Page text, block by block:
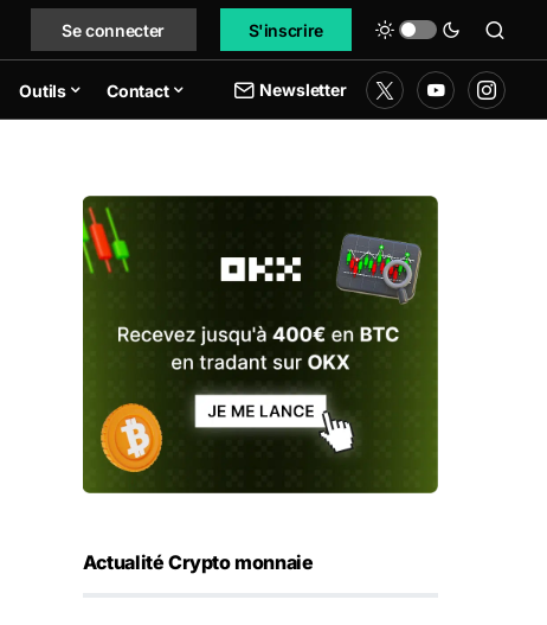
Se connecter S'inscrire
Outils Contact Newsletter
Actualité Crypto monnaie